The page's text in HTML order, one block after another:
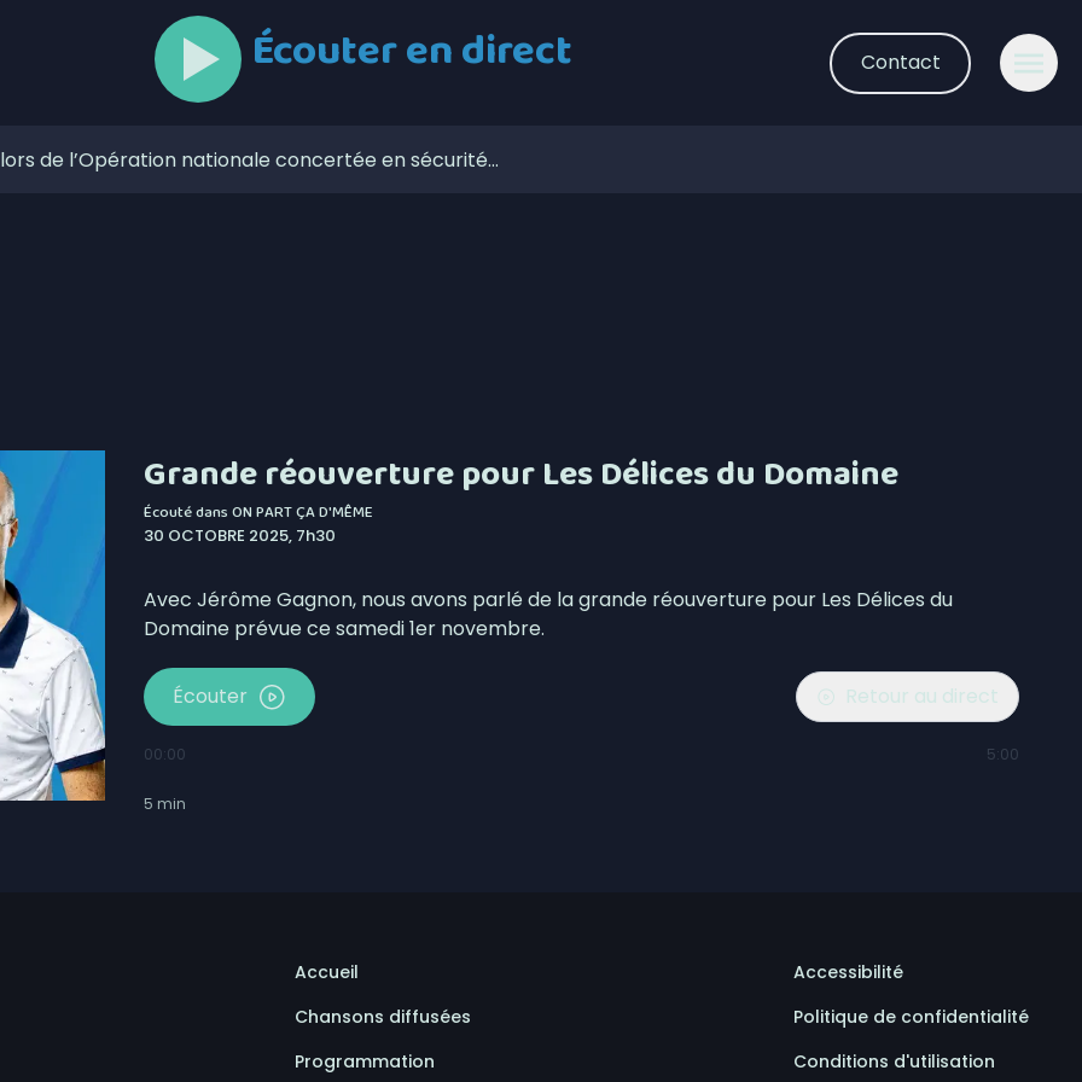
Écouter en direct Contact
de l’Opération nationale concertée en sécurité
dans le secteur de la sécurité privée
de feux de forêt en juillet au Québec
Bédard
en 2025
conserve son avance
du Championnat canadien de balle donnée
Grande réouverture pour Les Délices du Domaine
Écouté dansON PART ÇA D'MÊME
30 OCTOBRE 2025, 7h30
Avec Jérôme Gagnon, nous avons parlé de la grande réouverture pour Les Délices du
Domaine prévue ce samedi 1er novembre.
Écouter Retour au direct
00:00 5:00
5 min
Accueil
Chansons diffusées
Programmation
Accessibilité
Politique de confidentialité
Conditions d'utilisation